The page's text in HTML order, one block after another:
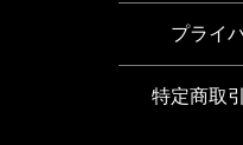
プライ
特定商取